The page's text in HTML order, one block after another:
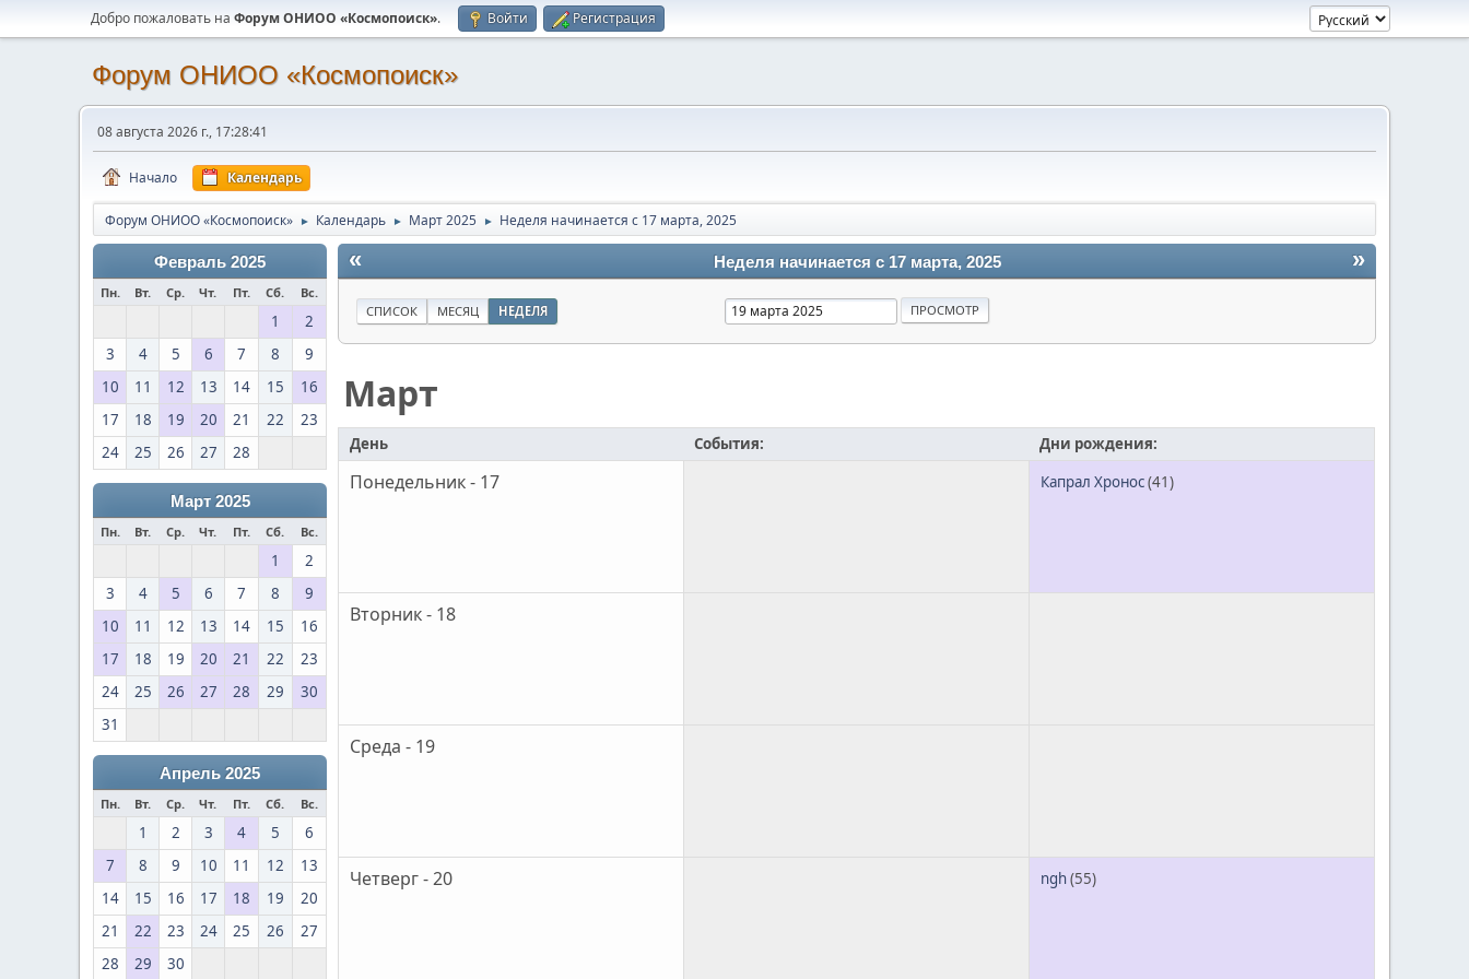
Добро пожаловать на Форум ОНИОО «Космопоиск». Войти Регистрация
Форум ОНИОО «Космопоиск»
08 августа 2026 г., 17:28:41
Начало Календарь
Форум ОНИОО «Космопоиск» ► Календарь ► Март 2025 ► Неделя начинается с 17 марта, 2025
Февраль 2025
Пн. Вт. Ср. Чт. Пт. Сб. Вс.
1
2
3
4 5 6 7 8
9
10
11 12 13 14 15
16
17
18 19 20 21 22
23
24
25 26 27 28
Март 2025
Пн. Вт. Ср. Чт. Пт. Сб. Вс.
1
2
3
4 5 6 7 8
9
10
11 12 13 14 15
16
17
18 19 20 21 22
23
24
25 26 27 28 29
30
31
Апрель 2025
Пн. Вт. Ср. Чт. Пт. Сб. Вс.
1 2 3 4 5
6
7
8 9 10 11 12
13
14
15 16 17 18 19
20
21
22 23 24 25 26
27
28
29 30
« »
Неделя начинается с 17 марта, 2025
СПИСОК МЕСЯЦ НЕДЕЛЯ
Март
День События: Дни рождения:
Понедельник - 17 Капрал Хронос(41)
Вторник - 18
Среда - 19
Четверг - 20 ngh(55)